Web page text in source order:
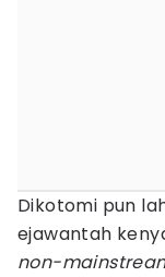
Dikotomi pun
ejawantah
non-